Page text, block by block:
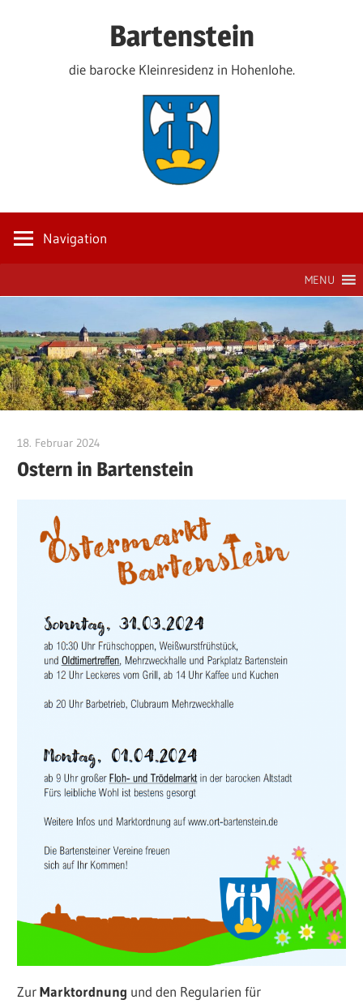
Bartenstein
die barocke Kleinresidenz in Hohenlohe.
Navigation
MENU
18. Februar 2024
Ostern in Bartenstein
ZurMarktordnung und den Regularien für